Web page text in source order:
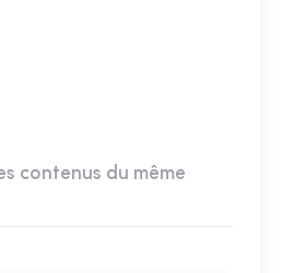
contenus du même